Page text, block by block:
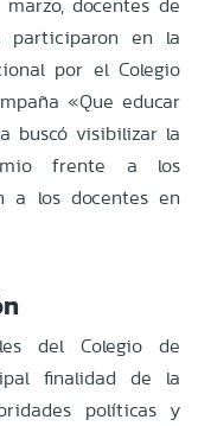
participaron en la
por el Colegio
«Que educar
buscó visibilizar la
frente a los
a los docentes en
del Colegio de
finalidad de la
políticas y